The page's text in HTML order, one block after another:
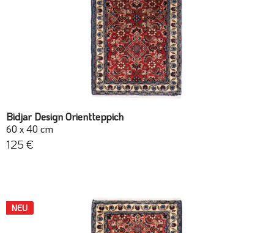
Bidjar Design Orientteppich
60 x 40 cm
125 €
NEU